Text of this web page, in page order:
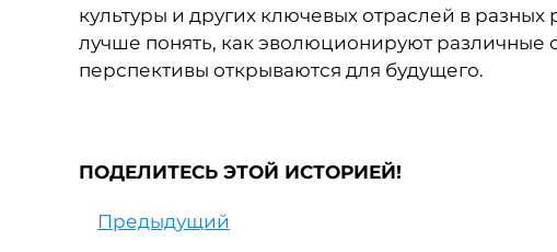
культуры и других ключевых отраслей в
лучше понять, как эволюционируют
перспективы открываются для будущего.
ПОДЕЛИТЕСЬ ЭТОЙ ИСТОРИЕЙ!
Предыдущий